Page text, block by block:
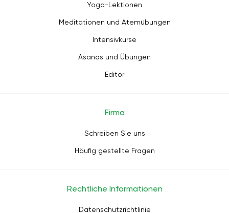
Yoga-Lektionen
Meditationen und Atemübungen
Intensivkurse
Asanas und Übungen
Editor
Firma
Schreiben Sie uns
Häufig gestellte Fragen
Rechtliche Informationen
Datenschutzrichtlinie